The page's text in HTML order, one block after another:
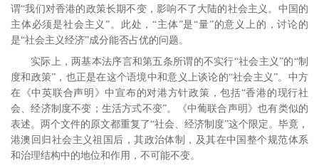
谓“我们对香港的政策长期不变，影响不了大陆的社会主义。中国的
主体必须是社会主义”。 此处，“主体”是“量”的意义上的，讨论的
是“社会主义经济”成分能否占优的问题。
实际上，两基本法序言和第五条所谓的不实行“社会主义”的“制
度和政策”，也正是在这个语境中和意义上谈论的“社会主义”。中方
在《中英联合声明》中宣布的对港方针政策，包括“香港的现行社
会、经济制度不变；生活方式不变”。《中葡联合声明》也有类似的
表述。两个文件的原文都重复了“社会、经济制度”这个限定。毕竟，
港澳回归社会主义祖国后，其政治体制，及其在中国整个规范体系
和治理结构中的地位和作用，不可能不变。